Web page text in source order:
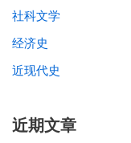
社科文学
经济史
近现代史
近期文章